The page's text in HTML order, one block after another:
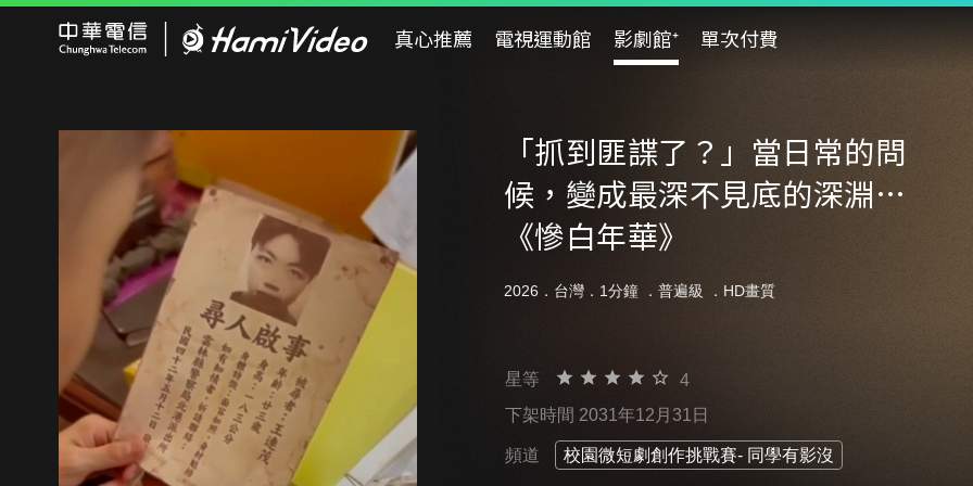
真心推薦 電視運動館 影劇館⁺ 單次付費
「抓到匪諜了？」當日常的問
候，變成最深不見底的深淵…
《慘白年華》
2026．台灣．1分鐘 ． 普遍級 ．HD畫質
星等
4
下架時間 2031年12月31日
頻道 校園微短劇創作挑戰賽- 同學有影沒